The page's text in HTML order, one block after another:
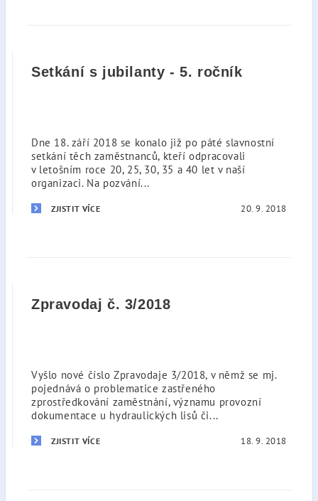
Setkání s jubilanty - 5. ročník
Dne 18. září 2018 se konalo již po páté slavnostní
setkání těch zaměstnanců, kteří odpracovali
v letošním roce 20, 25, 30, 35 a 40 let v naší
organizaci. Na pozvání...
ZJISTIT VÍCE 20. 9. 2018
Zpravodaj č. 3/2018
Vyšlo nové číslo Zpravodaje 3/2018, v němž se mj.
pojednává o problematice zastřeného
zprostředkování zaměstnání, významu provozní
dokumentace u hydraulických lisů či...
ZJISTIT VÍCE 18. 9. 2018